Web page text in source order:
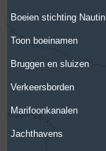
Boeien stichting Nautin
Toon boeinamen
Bruggen en sluizen
Verkeersborden
Marifoonkanalen
Jachthavens